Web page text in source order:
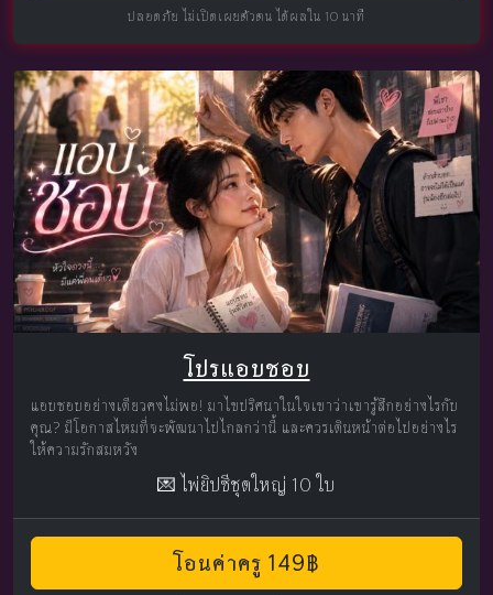
ปลอดภัย ไม่เปิดเผยตัวตน ได้ผลใน 10 นาที
โปรแอบชอบ
แอบชอบอย่างเดียวคงไม่พอ! มาไขปริศนาในใจเขาว่าเขารู้สึกอย่างไรกับ
คุณ? มีโอกาสไหมที่จะพัฒนาไปไกลกว่านี้ และควรเดินหน้าต่อไปอย่างไร
ให้ความรักสมหวัง
💌 ไพ่ยิปซีชุดใหญ่ 10 ใบ
โอนค่าครู 149฿